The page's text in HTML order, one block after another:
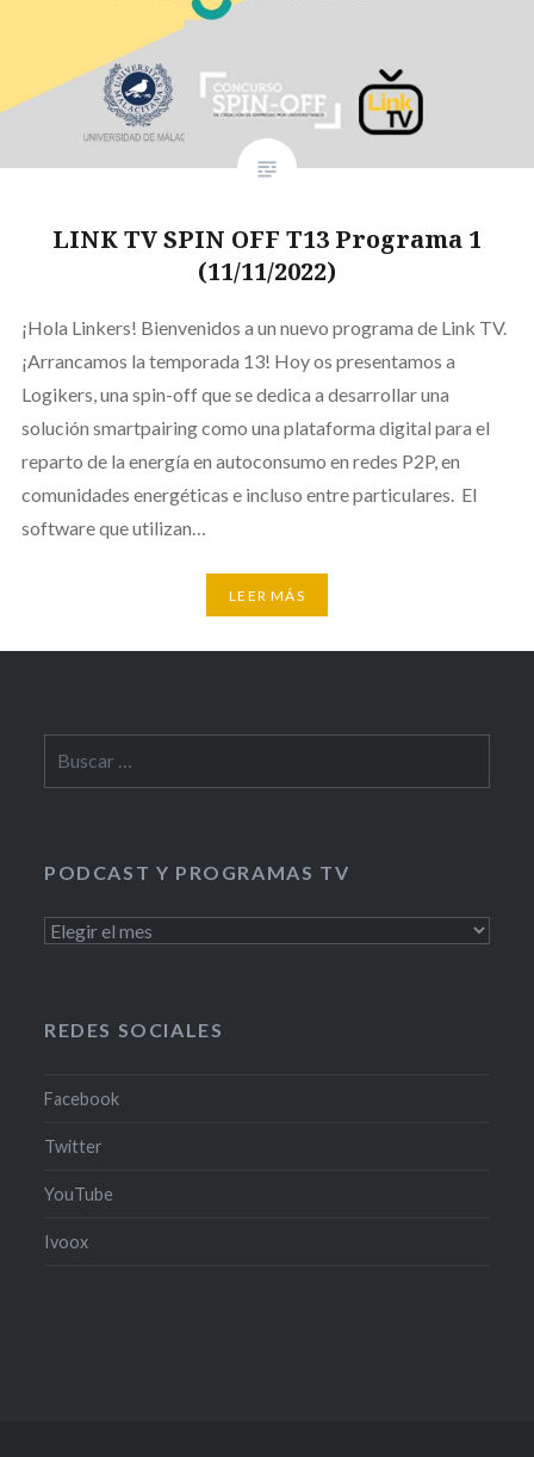
LINK TV SPIN OFF T13 Programa 1
(11/11/2022)
¡Hola Linkers! Bienvenidos a un nuevo programa de Link TV.
¡Arrancamos la temporada 13! Hoy os presentamos a
Logikers, una spin-off que se dedica a desarrollar una
solución smartpairing como una plataforma digital para el
reparto de la energía en autoconsumo en redes P2P, en
comunidades energéticas e incluso entre particulares. El
software que utilizan…
LEER MÁS
PODCAST Y PROGRAMAS TV
PODCAST
REDES SOCIALES
Facebook
Twitter
YouTube
Ivoox